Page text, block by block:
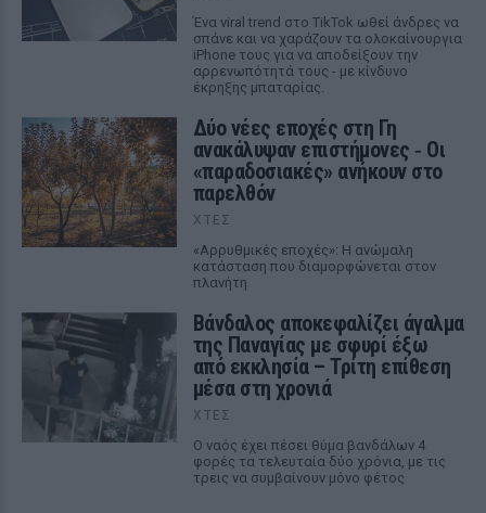
Ένα viral trend στο TikTok ωθεί άνδρες να
σπάνε και να χαράζουν τα ολοκαίνουργια
iPhone τους για να αποδείξουν την
αρρενωπότητά τους - με κίνδυνο
έκρηξης μπαταρίας.
Δύο νέες εποχές στη Γη
ανακάλυψαν επιστήμονες ‑ Oι
«παραδοσιακές» ανήκουν στο
παρελθόν
ΧΤΕΣ
«Αρρυθμικές εποχές»: Η ανώμαλη
κατάσταση που διαμορφώνεται στον
πλανήτη
Βάνδαλος αποκεφαλίζει άγαλμα
της Παναγίας με σφυρί έξω
από εκκλησία – Τρίτη επίθεση
μέσα στη χρονιά
ΧΤΕΣ
Ο ναός έχει πέσει θύμα βανδάλων 4
φορές τα τελευταία δύο χρόνια, με τις
τρεις να συμβαίνουν μόνο φέτος